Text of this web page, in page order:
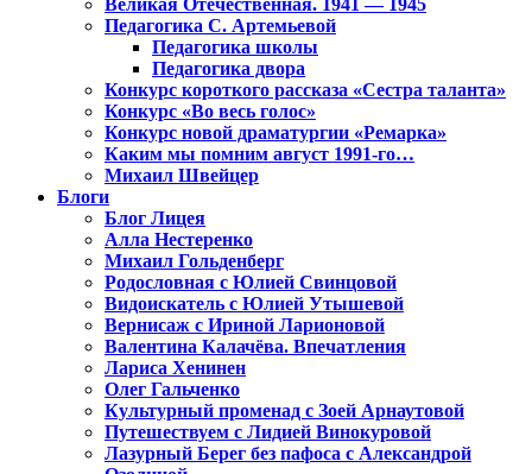
Великая Отечественная. 1941 — 1945
Педагогика С. Артемьевой
Педагогика школы
Педагогика двора
Конкурс короткого рассказа «Сестра таланта»
Конкурс «Во весь голос»
Конкурс новой драматургии «Ремарка»
Каким мы помним август 1991-го…
Михаил Швейцер
Блоги
Блог Лицея
Алла Нестеренко
Михаил Гольденберг
Родословная с Юлией Свинцовой
Видоискатель с Юлией Утышевой
Вернисаж с Ириной Ларионовой
Валентина Калачёва. Впечатления
Лариса Хенинен
Олег Гальченко
Культурный променад с Зоей Арнаутовой
Путешествуем с Лидией Винокуровой
Лазурный Берег без пафоса с Александрой